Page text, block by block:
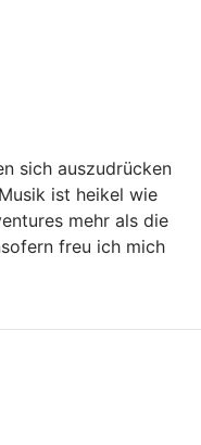
sich auszudrücken
ist heikel wie
mehr als die
freu ich mich